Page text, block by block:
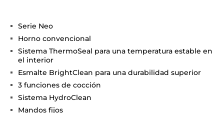
Serie Neo
Horno convencional
Sistema ThermoSeal para una temperatura estable en
el interior
Esmalte BrightClean para una durabilidad superior
3 funciones de cocción
Sistema HydroClean
Mandos fijos